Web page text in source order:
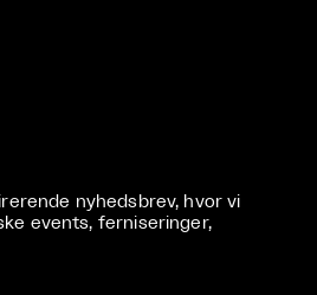
nyhedsbrev, hvor vi
events, ferniseringer,